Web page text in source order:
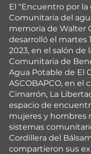
El "Encuentro por la
Comunitaria del
memoria de Walter
desarrolló el martes
2023, en el salón de
Comunitaria de
Agua Potable de El
ASCOBAPCO, en el
Cimarrón, La
espacio de
mujeres y hombres
sistemas
Cordillera del
compartieron sus